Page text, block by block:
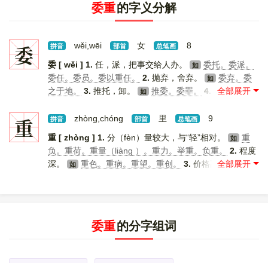
委重的字义分解
委 拼音 wěi,wēi 部首 女 总笔画
8
委 [ wěi ] 1. 任，派，把事交给人办。 如
委托。委派。
委任。委员。委以重任。
2. 抛弃，舍弃。 如
委弃。委
之于地。
3. 推托，卸。 如 推委。委罪。 4.
曲折，弯
末、尾。 如
原委。穷源意委（追究事物本原及其发
委顿。委靡。 委 [ wēi ] 1.〔～蛇（yí ㄧˊ）〕❶敷衍，
应付；❷同“逶迤”。 [更多解释]
重 拼音 zhòng,chóng 部首 里 总笔画
9
重 [ zhòng ] 1. 分（fèn）量较大，与“轻”相对。 如
重
负。重荷。重量（liàng ）。重力。举重。负重。
2. 程度
深。
如 重色。重病。重望。重创。 3. 价格高。 如
重
1.再。 如
重复。重申。重版。重沓（重复繁
冗）。重阳。重逢。 2.〔～庆〕地名，中国四个直辖市
委重的分字组词